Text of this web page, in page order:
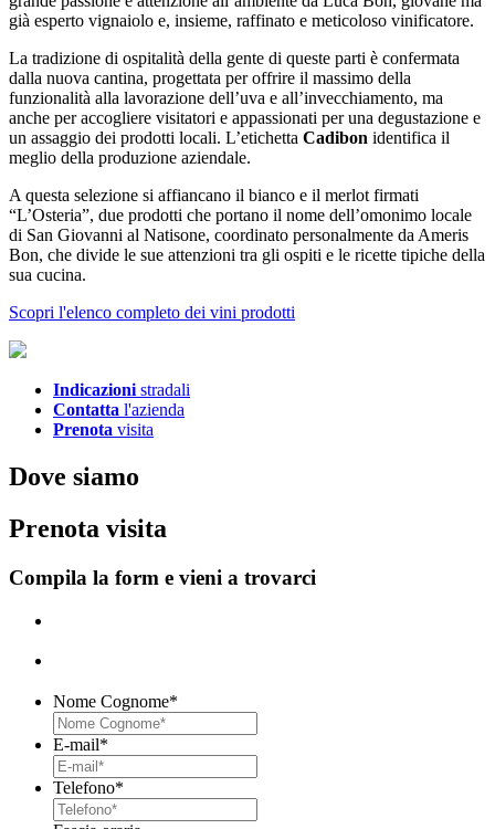
già esperto vignaiolo e, insieme, raffinato e meticoloso vinificatore.
La tradizione di ospitalità della gente di queste parti è confermata
dalla nuova cantina, progettata per offrire il massimo della
funzionalità alla lavorazione dell’uva e all’invecchiamento, ma
anche per accogliere visitatori e appassionati per una degustazione e
un assaggio dei prodotti locali. L’etichetta Cadibon identifica il
meglio della produzione aziendale.
A questa selezione si affiancano il bianco e il merlot firmati
“L’Osteria”, due prodotti che portano il nome dell’omonimo locale
di San Giovanni al Natisone, coordinato personalmente da Ameris
Bon, che divide le sue attenzioni tra gli ospiti e le ricette tipiche della
sua cucina.
Scopri l'elenco completo dei vini prodotti
Indicazioni stradali
Contatta l'azienda
Prenota visita
Dove siamo
Prenota visita
Compila la form e vieni a trovarci
Nome Cognome*
E-mail*
Telefono*